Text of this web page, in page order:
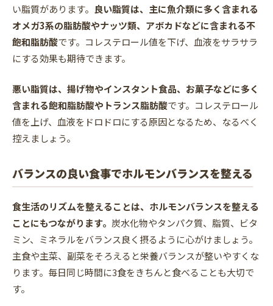
い脂質があります。 良い脂質は、主に魚介類に多く含まれる
オメガ3系の脂肪酸やナッツ類、アボカドなどに含まれる不
飽和脂肪酸です。コレステロール値を下げ、血液をサラサラ
にする効果も期待できます。
悪い脂質は、揚げ物やインスタント食品、お菓子などに多く
含まれる飽和脂肪酸やトランス脂肪酸です。コレステロール
値を上げ、血液をドロドロにする原因となるため、なるべく
控えましょう。
バランスの良い食事でホルモンバランスを整える
食生活のリズムを整えることは、ホルモンバランスを整える
ことにもつながります。 炭水化物やタンパク質、脂質、ビタ
ミン、ミネラルをバランス良く摂るように心がけましょう。
主食や主菜、副菜をそろえると栄養バランスが整いやすくな
ります。毎日同じ時間に3食をきちんと食べることも大切で
す。